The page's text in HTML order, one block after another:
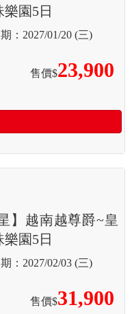
園5日
2027/01/20 (三)
售價$23,900
】越南越尊爵~皇
園5日
2027/02/03 (三)
售價$31,900